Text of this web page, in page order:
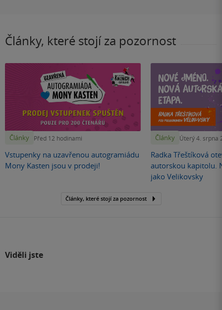
Články, které stojí za pozornost
Články Před 12 hodinami
Vstupenky na uzavřenou autogramiádu
Mony Kasten jsou v prodeji!
Články Úterý 4. srpna
Radka Třeštíková
autorskou kapitolu.
jako Velikovsky
Články, které stojí za pozornost
Viděli jste